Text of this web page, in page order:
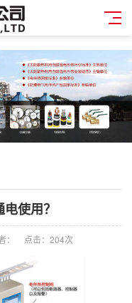
使用？
： 点击： 204次